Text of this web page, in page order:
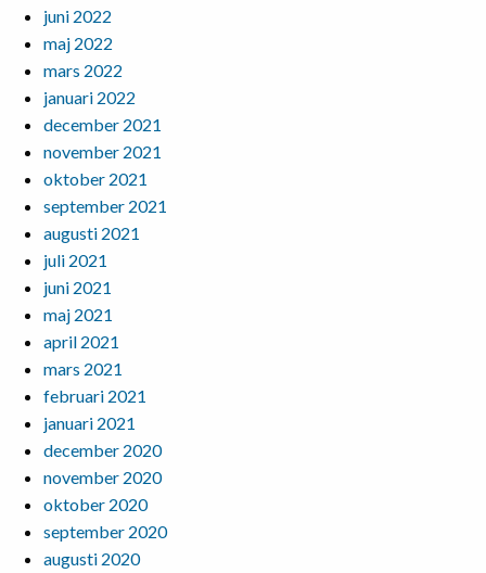
juni 2022
maj 2022
mars 2022
januari 2022
december 2021
november 2021
oktober 2021
september 2021
augusti 2021
juli 2021
juni 2021
maj 2021
april 2021
mars 2021
februari 2021
januari 2021
december 2020
november 2020
oktober 2020
september 2020
augusti 2020